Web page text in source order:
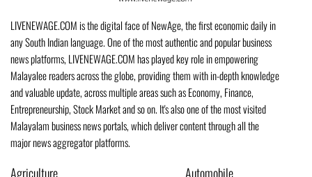
LIVENEWAGE.COM is the digital face of NewAge, the first economic daily in
any South Indian language. One of the most authentic and popular business
news platforms, LIVENEWAGE.COM has played key role in empowering
Malayalee readers across the globe, providing them with in-depth knowledge
and valuable update, across multiple areas such as Economy, Finance,
Entrepreneurship, Stock Market and so on. It's also one of the most visited
Malayalam business news portals, which deliver content through all the
major news aggregator platforms.
Agriculture
Automobile